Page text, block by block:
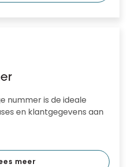
nummer is de ideale
en klantgegevens aan
meer